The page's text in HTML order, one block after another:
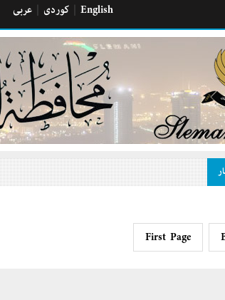
كوردی عربی English
First Page